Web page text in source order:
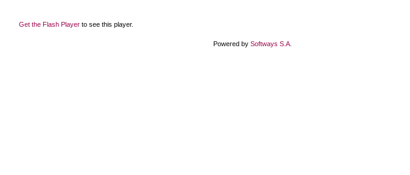
Get the Flash Player to see this player.
Powered by Softways S.A.